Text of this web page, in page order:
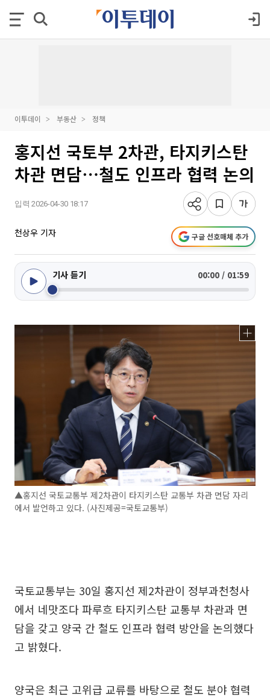
이투데이 부동산 정책
홍지선 국토부 2차관, 타지키스탄
차관 면담⋯철도 인프라 협력 논의
입력 2026-04-30 18:17
천상우 기자 구글 선호매체 추가
기사 듣기 00:00 / 01:59
▲홍지선 국토교통부 제2차관이 타지키스탄 교통부 차관 면담 자리
에서 발언하고 있다. (사진제공=국토교통부)
국토교통부는 30일 홍지선 제2차관이 정부과천청사
에서 네맛조다 파루흐 타지키스탄 교통부 차관과 면
담을 갖고 양국 간 철도 인프라 협력 방안을 논의했다
고 밝혔다.
양국은 최근 고위급 교류를 바탕으로 철도 분야 협력